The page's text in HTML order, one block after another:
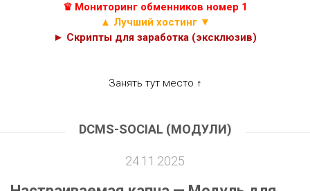
♛ Мониторинг обменников номер 1
▲ Лучший хостинг ▼
► Скрипты для заработка (эксклюзив)
Занять тут место ↑
DCMS-SOCIAL (МОДУЛИ)
24.11.2025